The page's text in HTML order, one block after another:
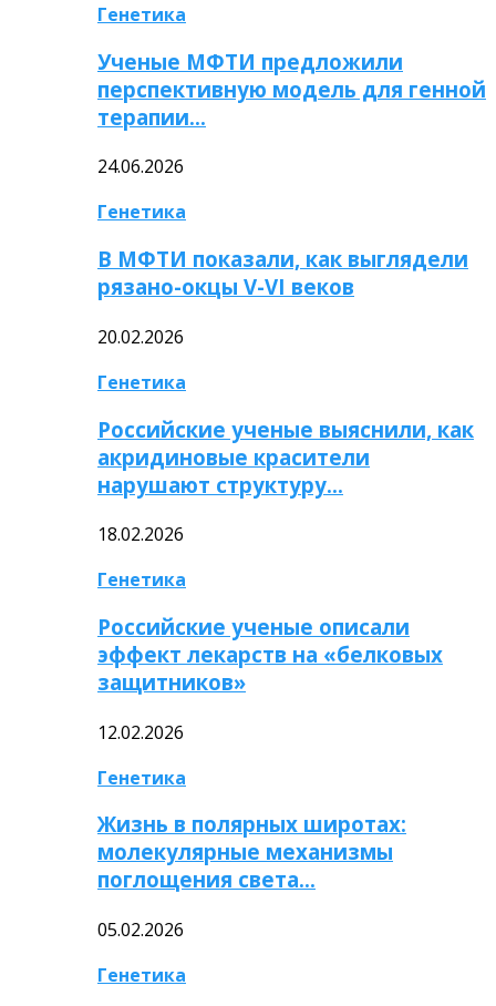
Генетика
Ученые МФТИ предложили
перспективную модель для генной
терапии…
24.06.2026
Генетика
В МФТИ показали, как выглядели
рязано-окцы V-VI веков
20.02.2026
Генетика
Российские ученые выяснили, как
акридиновые красители
нарушают структуру…
18.02.2026
Генетика
Российские ученые описали
эффект лекарств на «белковых
защитников»
12.02.2026
Генетика
Жизнь в полярных широтах:
молекулярные механизмы
поглощения света…
05.02.2026
Генетика